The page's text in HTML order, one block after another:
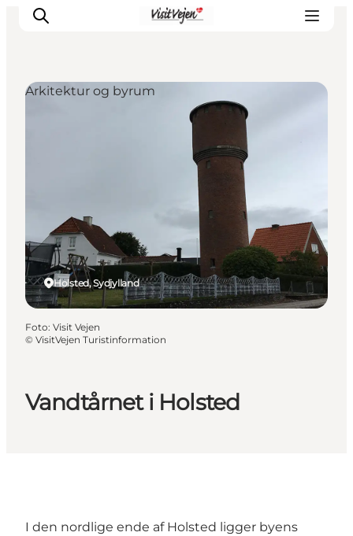
Byer
Events
Udforsk
Vandtårnet i Holsted
Holsted, Sydjylland
Arkitektur og byrum
Foto: Visit Vejen
© VisitVejen Turistinformation
I den nordlige ende af Holsted ligger byens